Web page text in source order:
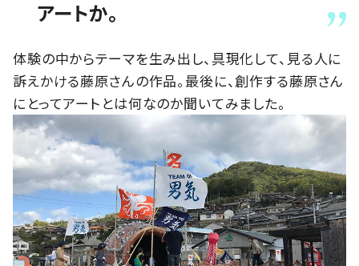
アートか。
体験の中からテーマを生み出し、具現化して、見る人に
訴えかける藤原さんの作品。最後に、創作する藤原さん
にとってアートとは何なのか聞いてみました。